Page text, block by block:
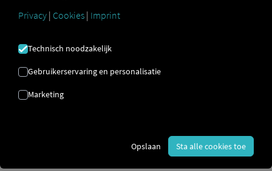
introductie van Compliant M Afgeschaft?
Nee, Compliant wordt niet stopgezet of beëindigd voor
bestaande boekingen. Het omboeken van het huidige
Compliant-productassortiment is echter vanaf 17
Kan Compliant nog geboekt worden vanaf 17
Privacy | Cookies | Imprint
Technisch noodzakelijk
Gebruikerservaring en personalisatie
Marketing
Opslaan Sta alle cookies toe